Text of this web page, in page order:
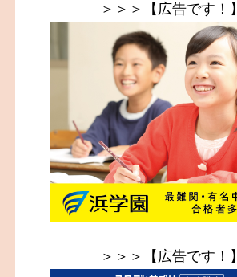
＞＞＞【広告です！】
＞＞＞【広告です！】